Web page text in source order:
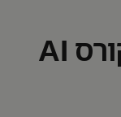
בקורס AI